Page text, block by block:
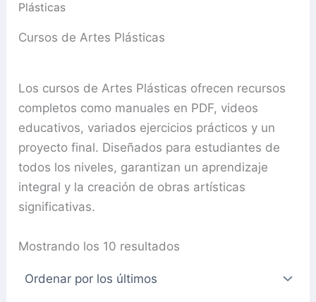
Plásticas
Cursos de Artes Plásticas
Los cursos de Artes Plásticas ofrecen recursos
completos como manuales en PDF, videos
educativos, variados ejercicios prácticos y un
proyecto final. Diseñados para estudiantes de
todos los niveles, garantizan un aprendizaje
integral y la creación de obras artísticas
significativas.
Mostrando los 10 resultados